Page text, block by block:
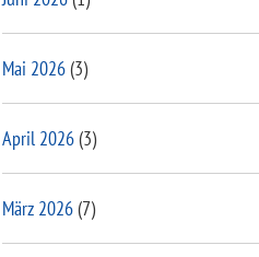
Mai 2026(3)
April 2026(3)
März 2026(7)